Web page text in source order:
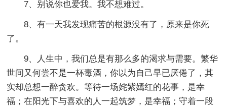
7、别说你也爱我。我不想难过。
8、有一天我发现痛苦的根源没有了，原来是你死
了。
9、人生中，我们总是有那么多的渴求与需要。繁华
世间又何尝不是一杯毒酒，你以为自己早已厌倦了，其
实却总想一醉贪欢。等待一场姹紫嫣红的花事，是幸
福；在阳光下与喜欢的人一起筑梦，是幸福；守着一段